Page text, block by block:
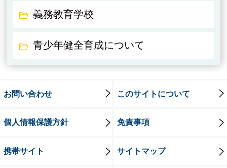
義務教育学校
青少年健全育成について
お問い合わせ このサイトについて
個人情報保護方針 免責事項
携帯サイト サイトマップ